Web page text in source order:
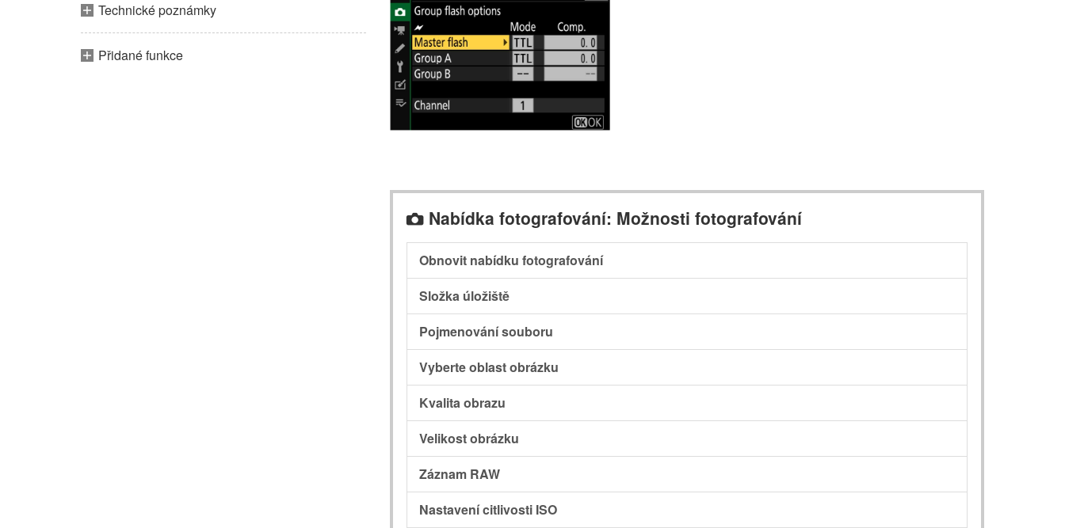
Technické poznámky
Přidané funkce
C Nabídka fotografování: Možnosti fotografování
Obnovit nabídku fotografování
Složka úložiště
Pojmenování souboru
Vyberte oblast obrázku
Kvalita obrazu
Velikost obrázku
Záznam RAW
Nastavení citlivosti ISO